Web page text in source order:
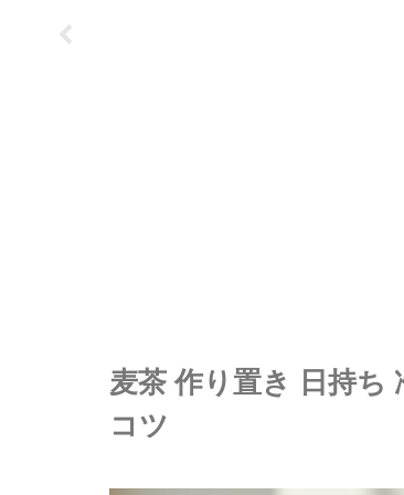
麦茶 作り置き 日持ち
コツ